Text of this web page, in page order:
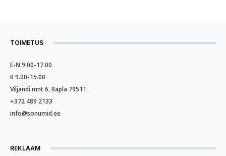
TOIMETUS
E-N 9.00-17.00
R 9.00-15.00
Viljandi mnt 6, Rapla 79511
+372 489 2133
info@sonumid.ee
REKLAAM